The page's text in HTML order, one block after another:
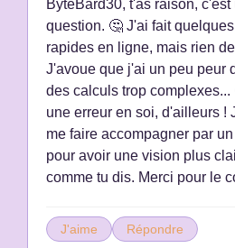
ByteBard30, t'as raison,
question. 🤔 J'ai fait
rapides en ligne, mais rien
J'avoue que j'ai un peu peur
des calculs trop
une erreur en soi, d'ailleurs !
me faire accompagner par
pour avoir une vision plus
comme tu dis. Merci pour le
J'aime Répondre